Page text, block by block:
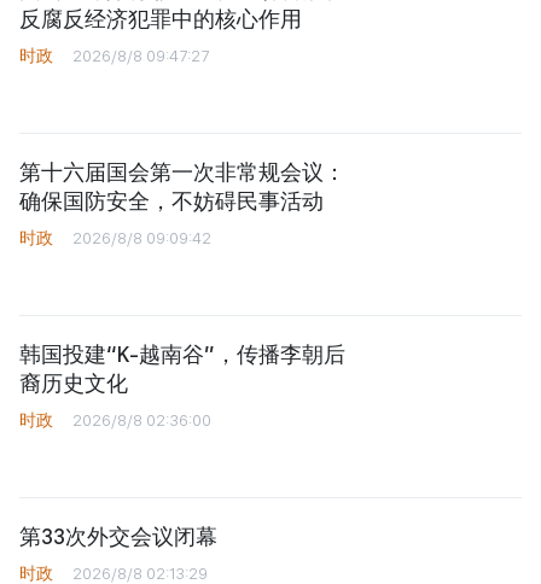
反腐反经济犯罪中的核心作用
时政 2026/8/8 09:47:27
第十六届国会第一次非常规会议：
确保国防安全，不妨碍民事活动
时政 2026/8/8 09:09:42
韩国投建“K-越南谷”，传播李朝后
裔历史文化
时政 2026/8/8 02:36:00
第33次外交会议闭幕
时政 2026/8/8 02:13:29